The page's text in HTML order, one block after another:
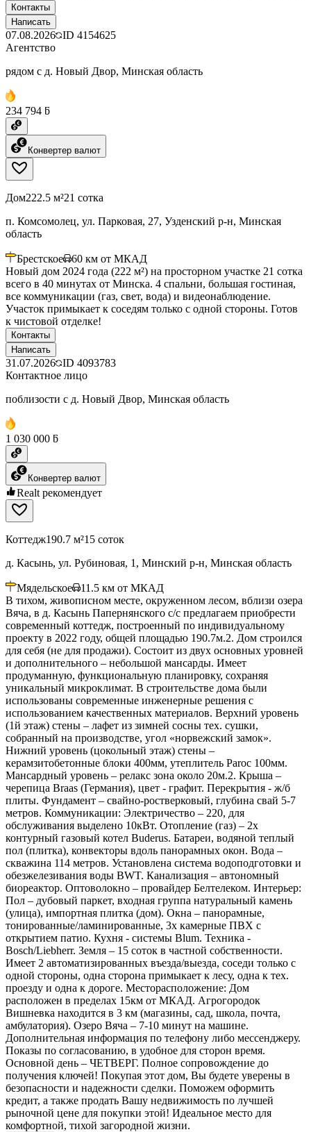
Контакты
Написать
07.08.2026 ID 4154625
Агентство
рядом с д. Новый Двор, Минская область
234 794 ƃ
Конвертер валют
Дом222.5 м²21 сотка
п. Комсомолец, ул. Парковая, 27, Узденский р-н, Минская
область
Брестское 60 км от МКАД
Новый дом 2024 года (222 м²) на просторном участке 21 сотка
всего в 40 минутах от Минска. 4 спальни, большая гостиная,
все коммуникации (газ, свет, вода) и видеонаблюдение.
Участок примыкает к соседям только с одной стороны. Готов
к чистовой отделке!
Контакты
Написать
31.07.2026 ID 4093783
Контактное лицо
поблизости с д. Новый Двор, Минская область
1 030 000 ƃ
Конвертер валют
Realt рекомендует
Коттедж190.7 м²15 соток
д. Касынь, ул. Рубиновая, 1, Минский р-н, Минская область
Мядельское 11.5 км от МКАД
В тихом, живописном месте, окруженном лесом, вблизи озера
Вяча, в д. Касынь Папернянского с/с предлагаем приобрести
современный коттедж, построенный по индивидуальному
проекту в 2022 году, общей площадью 190.7м.2. Дом строился
для себя (не для продажи). Состоит из двух основных уровней
и дополнительного – небольшой мансарды. Имеет
продуманную, функциональную планировку, сохраняя
уникальный микроклимат. В строительстве дома были
использованы современные инженерные решения с
использованием качественных материалов. Верхний уровень
(1й этаж) стены – лафет из зимней сосны тех. сушки,
собранный на производстве, угол «норвежский замок».
Нижний уровень (цокольный этаж) стены –
керамзитобетонные блоки 400мм, утеплитель Paroc 100мм.
Мансардный уровень – релакс зона около 20м.2. Крыша –
черепица Braas (Германия), цвет - графит. Перекрытия - ж/б
плиты. Фундамент – свайно-ростверковый, глубина свай 5-7
метров. Коммуникации: Электричество – 220, для
обслуживания выделено 10кВт. Отопление (газ) – 2х
контурный газовый котел Buderus. Батареи, водяной теплый
пол (плитка), конвекторы вдоль панорамных окон. Вода –
скважина 114 метров. Установлена система водоподготовки и
обезжелезивания воды BWT. Канализация – автономный
биореактор. Оптоволокно – провайдер Белтелеком. Интерьер:
Пол – дубовый паркет, входная группа натуральный камень
(улица), импортная плитка (дом). Окна – панорамные,
тонированные/ламинированные, 3х камерные ПВХ с
открытием патио. Кухня - системы Blum. Техника -
Bosch/Liebherr. Земля – 15 соток в частной собственности.
Имеет 2 автоматизированных въезда/выезда, соседи только с
одной стороны, одна сторона примыкает к лесу, одна к тех.
проезду и одна к дороге. Месторасположение: Дом
расположен в пределах 15км от МКАД. Агрогородок
Вишневка находится в 3 км (магазины, сад, школа, почта,
амбулатория). Озеро Вяча – 7-10 минут на машине.
Дополнительная информация по телефону либо мессенджеру.
Показы по согласованию, в удобное для сторон время.
Основной день – ЧЕТВЕРГ. Полное сопровождение до
получения ключей! Покупая этот дом, Вы будете уверены в
безопасности и надежности сделки. Поможем оформить
кредит, а также продать Вашу недвижимость по лучшей
рыночной цене для покупки этой! Идеальное место для
комфортной, тихой загородной жизни.